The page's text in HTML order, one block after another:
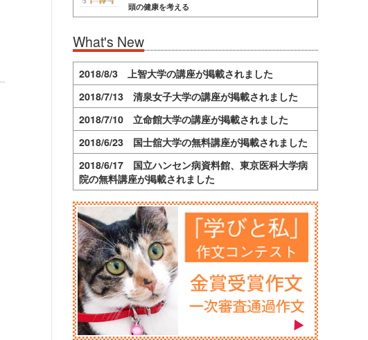
頭の健康を考える
What's New
2018/8/3 上智大学の講座が掲載されました
2018/7/13 清泉女子大学の講座が掲載されました
2018/7/10 立命館大学の講座が掲載されました
2018/6/23 国士舘大学の無料講座が掲載されました
2018/6/17 国立ハンセン病資料館、東京医科大学病
院の無料講座が掲載されました